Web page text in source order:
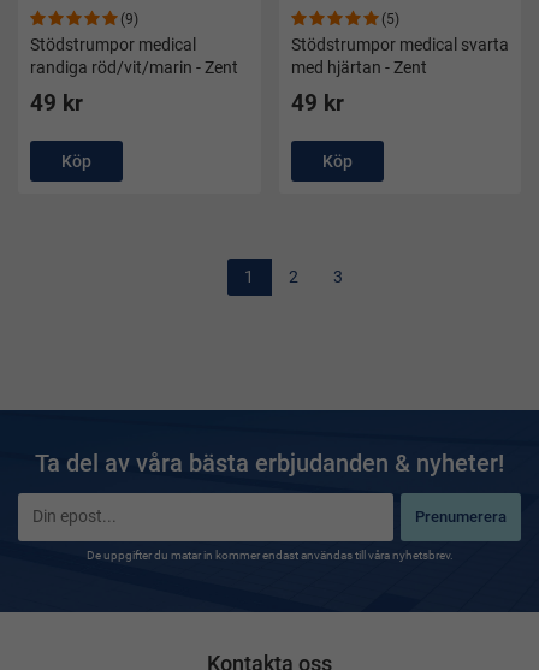
(9)
Stödstrumpor medical
randiga röd/vit/marin - Zent
49 kr
Köp
(5)
Stödstrumpor medical svarta
med hjärtan - Zent
49 kr
Köp
1 2 3
Ta del av våra bästa erbjudanden & nyheter!
Prenumerera
De uppgifter du matar in kommer endast användas till våra nyhetsbrev.
Kontakta oss